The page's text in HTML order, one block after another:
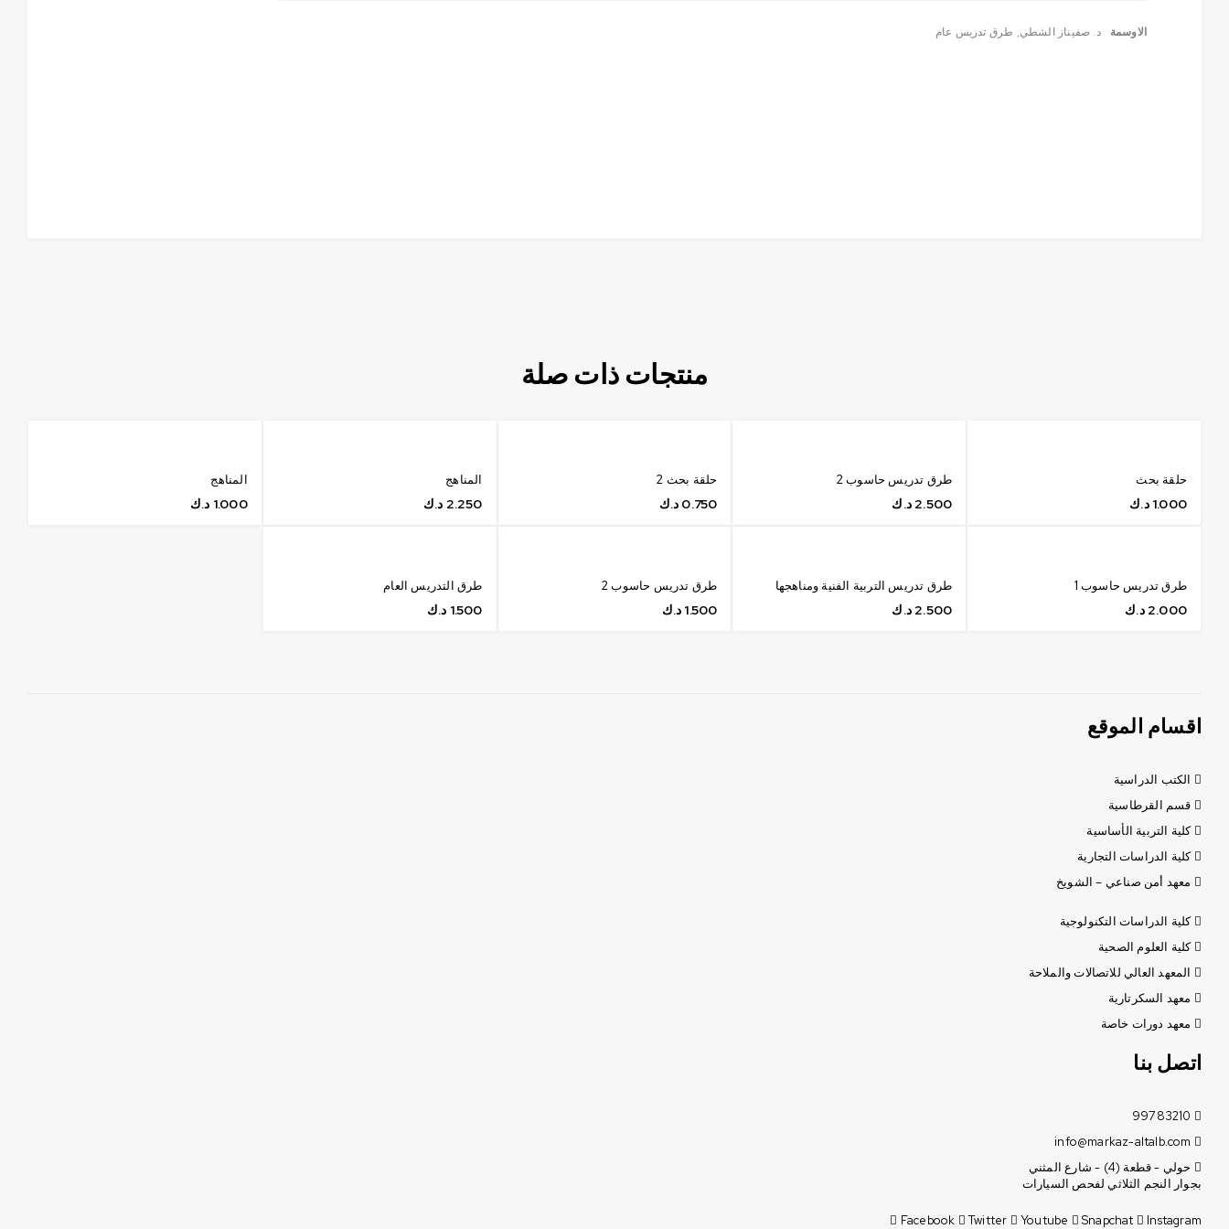
الاوسمة د. صفيناز الشطي, طرق تدريس عام
منتجات ذات صلة
حلقة بحث
1.000 د.ك
طرق تدريس حاسوب 2
2.500 د.ك
حلقة بحث 2
0.750 د.ك
المناهج
2.250 د.ك
المناهج
1.000 د.ك
طرق تدريس حاسوب 1
2.000 د.ك
طرق تدريس التربية الفنية ومناهجها
2.500 د.ك
طرق تدريس حاسوب 2
1.500 د.ك
طرق التدريس العام
1.500 د.ك
اقسام الموقع
الكتب الدراسية
قسم القرطاسية
كلية التربية الأساسية
كلية الدراسات التجارية
معهد أمن صناعي – الشويخ
كلية الدراسات التكنولوجية
كلية العلوم الصحية
المعهد العالي للاتصالات والملاحة
معهد السكرتارية
معهد دورات خاصة
اتصل بنا
99783210
info@markaz-altalb.com
حولي - قطعة (4) - شارع المثني
بجوار النجم الثلاثي لفحص السيارات
Facebook Twitter Youtube Snapchat Instagram